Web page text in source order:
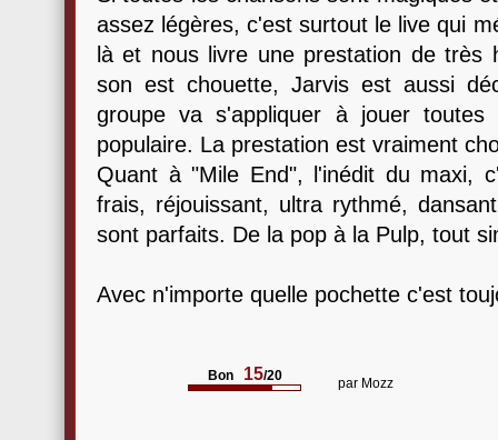
assez légères, c'est surtout le live qui
là et nous livre une prestation de très
son est chouette, Jarvis est aussi
groupe va s'appliquer à jouer
populaire. La prestation est vraiment
Quant à "Mile End", l'inédit du maxi,
frais, réjouissant, ultra rythmé,
sont parfaits. De la pop à la Pulp, tout
Avec n'importe quelle pochette c'est
Bon 15/20 par Mozz